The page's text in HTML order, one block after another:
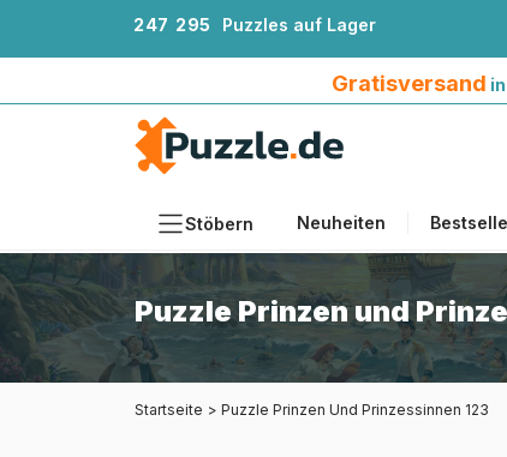
247 295 Puzzles auf Lager
Gratisversand
Stöbern Neuheiten
Motiv
Teileanzahl
Format
Alter
Puzzle Prinzen und
Startseite > Puzzle Prinzen Und Prinzessinnen 123